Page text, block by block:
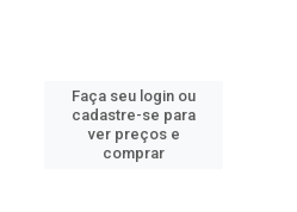
Faça seu login ou
cadastre-se para
ver preços e
comprar